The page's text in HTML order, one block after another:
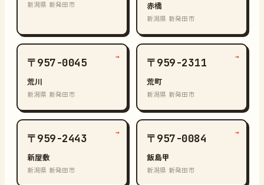
新潟県 新発田市 赤橋
新潟県 新発田市
〒957-0045
荒川
新潟県 新発田市
→ 〒959-2311
荒町
新潟県 新発田市
→
〒959-2443
新屋敷
新潟県 新発田市
→ 〒957-0084
飯島甲
新潟県 新発田市
→